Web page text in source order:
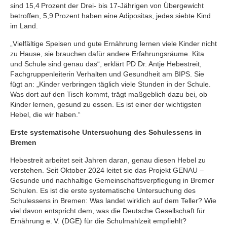
sind 15,4 Prozent der Drei- bis 17-Jährigen von Übergewicht
betroffen, 5,9 Prozent haben eine Adipositas, jedes siebte Kind
im Land.
„Vielfältige Speisen und gute Ernährung lernen viele Kinder nicht
zu Hause, sie brauchen dafür andere Erfahrungsräume. Kita
und Schule sind genau das“, erklärt PD Dr. Antje Hebestreit,
Fachgruppenleiterin Verhalten und Gesundheit am BIPS. Sie
fügt an: „Kinder verbringen täglich viele Stunden in der Schule.
Was dort auf den Tisch kommt, trägt maßgeblich dazu bei, ob
Kinder lernen, gesund zu essen. Es ist einer der wichtigsten
Hebel, die wir haben.“
Erste systematische Untersuchung des Schulessens in
Bremen
Hebestreit arbeitet seit Jahren daran, genau diesen Hebel zu
verstehen. Seit Oktober 2024 leitet sie das Projekt GENAU –
Gesunde und nachhaltige Gemeinschaftsverpflegung in Bremer
Schulen. Es ist die erste systematische Untersuchung des
Schulessens in Bremen: Was landet wirklich auf dem Teller? Wie
viel davon entspricht dem, was die Deutsche Gesellschaft für
Ernährung e. V. (DGE) für die Schulmahlzeit empfiehlt?